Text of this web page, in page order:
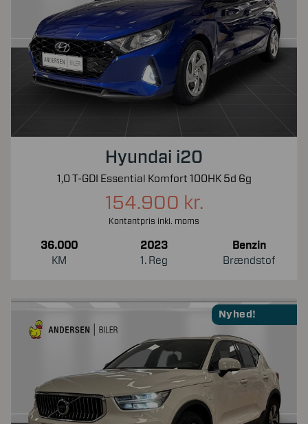
Hyundai i20
1,0 T-GDI Essential Komfort 100HK 5d 6g
154.900 kr.
Kontantpris inkl. moms
36.000
KM
2023
1. Reg
Benzin
Brændstof
Nyhed!